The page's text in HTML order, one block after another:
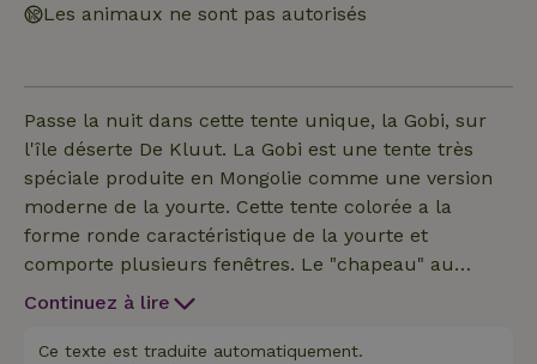
Les animaux ne sont pas autorisés
Passe la nuit dans cette tente unique, la Gobi, sur
l'île déserte De Kluut. La Gobi est une tente très
spéciale produite en Mongolie comme une version
moderne de la yourte. Cette tente colorée a la
forme ronde caractéristique de la yourte et
comporte plusieurs fenêtres. Le "chapeau" au
sommet donne un aspect gai, mais assure
toujours agréable de séjourner dans cette tente
Continuez à lire
Ce texte est traduite automatiquement.